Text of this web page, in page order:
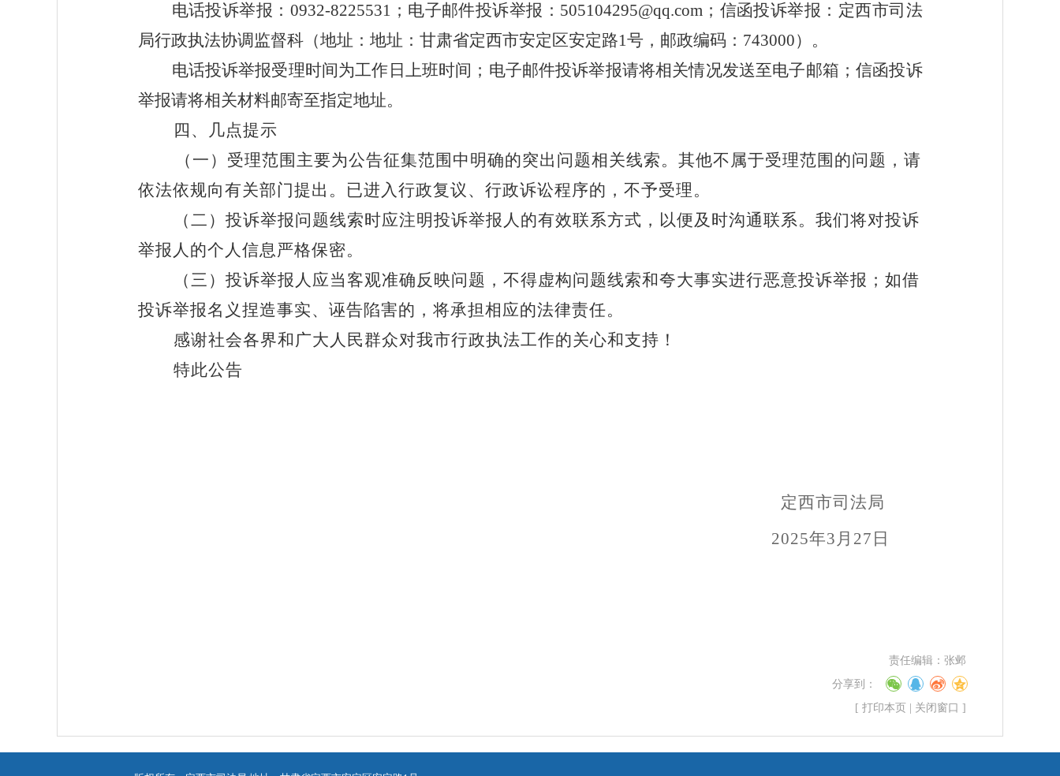
电话投诉举报： 0932-8225531 ； 电子邮件投诉举报： 505104295@qq.com ； 信函投诉举报： 定西市司法
局行政执法协调监督科（地址：地址： 甘肃省定西市安定区安定路1号，邮政编码： 743000）。
电话投诉举报受理时间为工作日上班时间 ； 电子邮件投诉举报请将相关情况发送至电子邮箱 ； 信函投诉
举报请将相关材料邮寄至指定地址。
四、几点提示
（一）受理范围主要为公告征集范围中明确的突出问题相关线索。 其他不属于受理范围的问题，请
依法依规向有关部门提出。已进入行政复议、行政诉讼程序的，不予受理。
（二）投诉举报问题线索时应注明投诉举报人的有效联系方式，以便及时沟通联系。 我们将对投诉
举报人的个人信息严格保密。
（三）投诉举报人应当客观准确反映问题 ，不得虚构问题线索和夸大事实进行恶意投诉举报；如借
投诉举报名义捏造事实、诬告陷害的，将承担相应的法律责任。
感谢社会各界和广大人民群众对我市行政执法工作的关心和支持！
特此公告
定西市司法局
2025年3月 27 日
责任编辑： 张邺
分享到：
[ 打印本页 关闭窗口 ]